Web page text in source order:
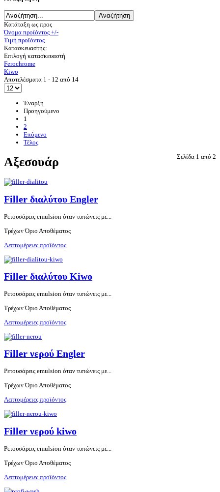
Κατάταξη ως προς
Όνομα προϊόντος +/-
Τιμή προϊόντος
Κατασκευαστής:
Επιλογή κατασκευαστή
Ferochrome
Kiwo
Αποτελέσματα 1 - 12 από 14
Έναρξη
Προηγούμενο
1
2
Επόμενο
Τέλος
Σελίδα 1 από 2
Αξεσουάρ
Filler διαλύτου Engler
Ρετουσάρεις emulsion όταν τυπώνεις με...
Τρέχων Όριο Αποθέματος
Λεπτομέρειες προϊόντος
Filler διαλύτου Kiwo
Ρετουσάρεις emulsion όταν τυπώνεις με...
Τρέχων Όριο Αποθέματος
Λεπτομέρειες προϊόντος
Filler νερού Engler
Ρετουσάρεις emulsion όταν τυπώνεις με...
Τρέχων Όριο Αποθέματος
Λεπτομέρειες προϊόντος
Filler νερού kiwo
Ρετουσάρεις emulsion όταν τυπώνεις με...
Τρέχων Όριο Αποθέματος
Λεπτομέρειες προϊόντος